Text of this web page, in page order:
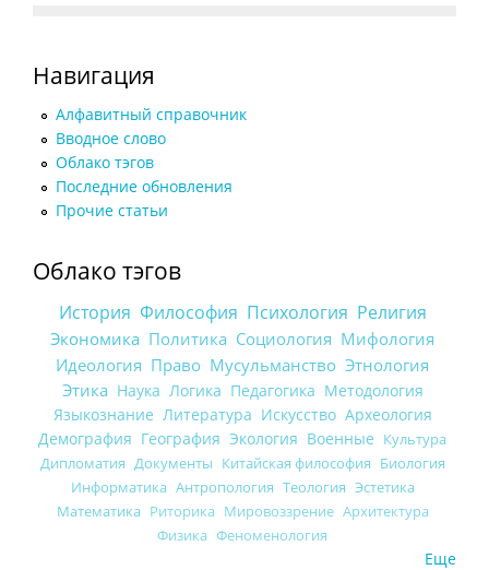
Навигация
Алфавитный справочник
Вводное слово
Облако тэгов
Последние обновления
Прочие статьи
Облако тэгов
История Философия Психология Религия
Экономика Политика Социология Мифология
Идеология Право Мусульманство Этнология
Этика Наука Логика Педагогика Методология
Языкознание Литература Искусство Археология
Демография География Экология Военные Культура
Дипломатия Документы Китайская философия Биология
Информатика Антропология Теология Эстетика
Математика Риторика Мировоззрение Архитектура
Физика Феноменология
Еще